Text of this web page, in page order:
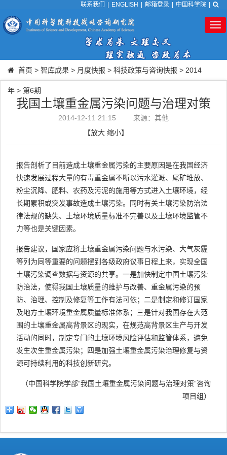
联系我们 ENGLISH 邮箱登录 中国科学院
首页 > 智库成果 > 月度快报 > 科技政策与咨询快报 > 2014
年 > 第6期
我国土壤重金属污染问题与治理对策
2014-12-11 21:15
来源：其他
【放大 缩小】
报告剖析了目前造成土壤重金属污染的主要原因是在我国经济
快速发展过程大量的有毒重金属不断以污水灌溉、尾矿堆放、
粉尘沉降、肥料、农药及污泥的施用等方式进入土壤环境，经
长期累积或突发事故造成土壤污染。同时有关土壤污染防治法
律法规的缺失、土壤环境质量标准不完善以及土壤环境监管不
力等也是关键因素。
报告建议，国家应将土壤重金属污染问题与水污染、大气灰霾
等列为同等重要的问题摆到各级政府议事日程上来，实现全国
土壤污染调查数据与资源的共享。一是加快制定中国土壤污染
防治法，使得我国土壤质量的维护与改善、重金属污染的预
防、治理、控制及修复等工作有法可依；二是制定和修订国家
及地方土壤环境重金属质量标准体系；三是针对我国存在大范
围的土壤重金属高背景区的现实，在规范高背景区生产与开发
活动的同时，制定专门的土壤环境风险评估和监管体系，避免
发生次生重金属污染；四是加强土壤重金属污染治理修复与资
源可持续利用的科技创新研究。
（中国科学院学部“我国土壤重金属污染问题与治理对策”咨询
项目组）